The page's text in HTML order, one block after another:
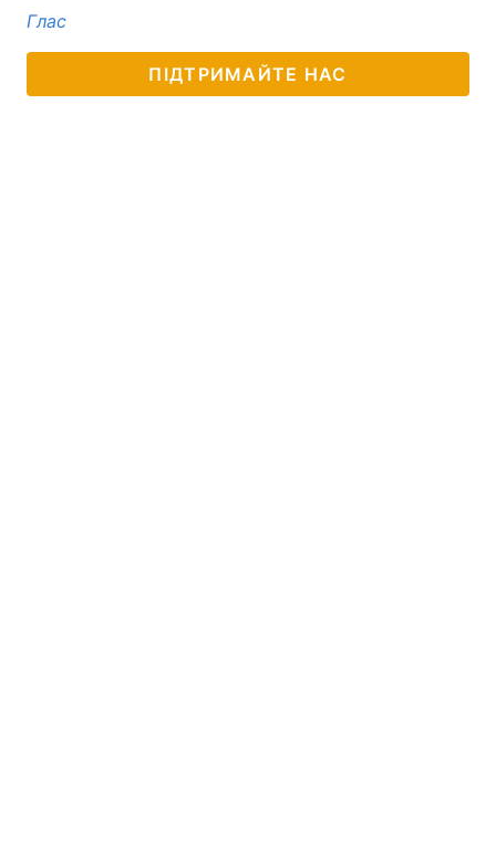
Глас
ПІДТРИМАЙТЕ НАС